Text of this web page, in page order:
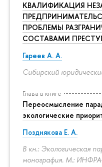
КВАЛИФИКАЦИЯ
ПРОБЛЕМЫ
СОСТАВАМИ
Гареев А. А.
Сибирский
Глава в книге
Переосмысление
экологические
Позднякова Е. А.
В кн.: Экологическая
монография. М.: